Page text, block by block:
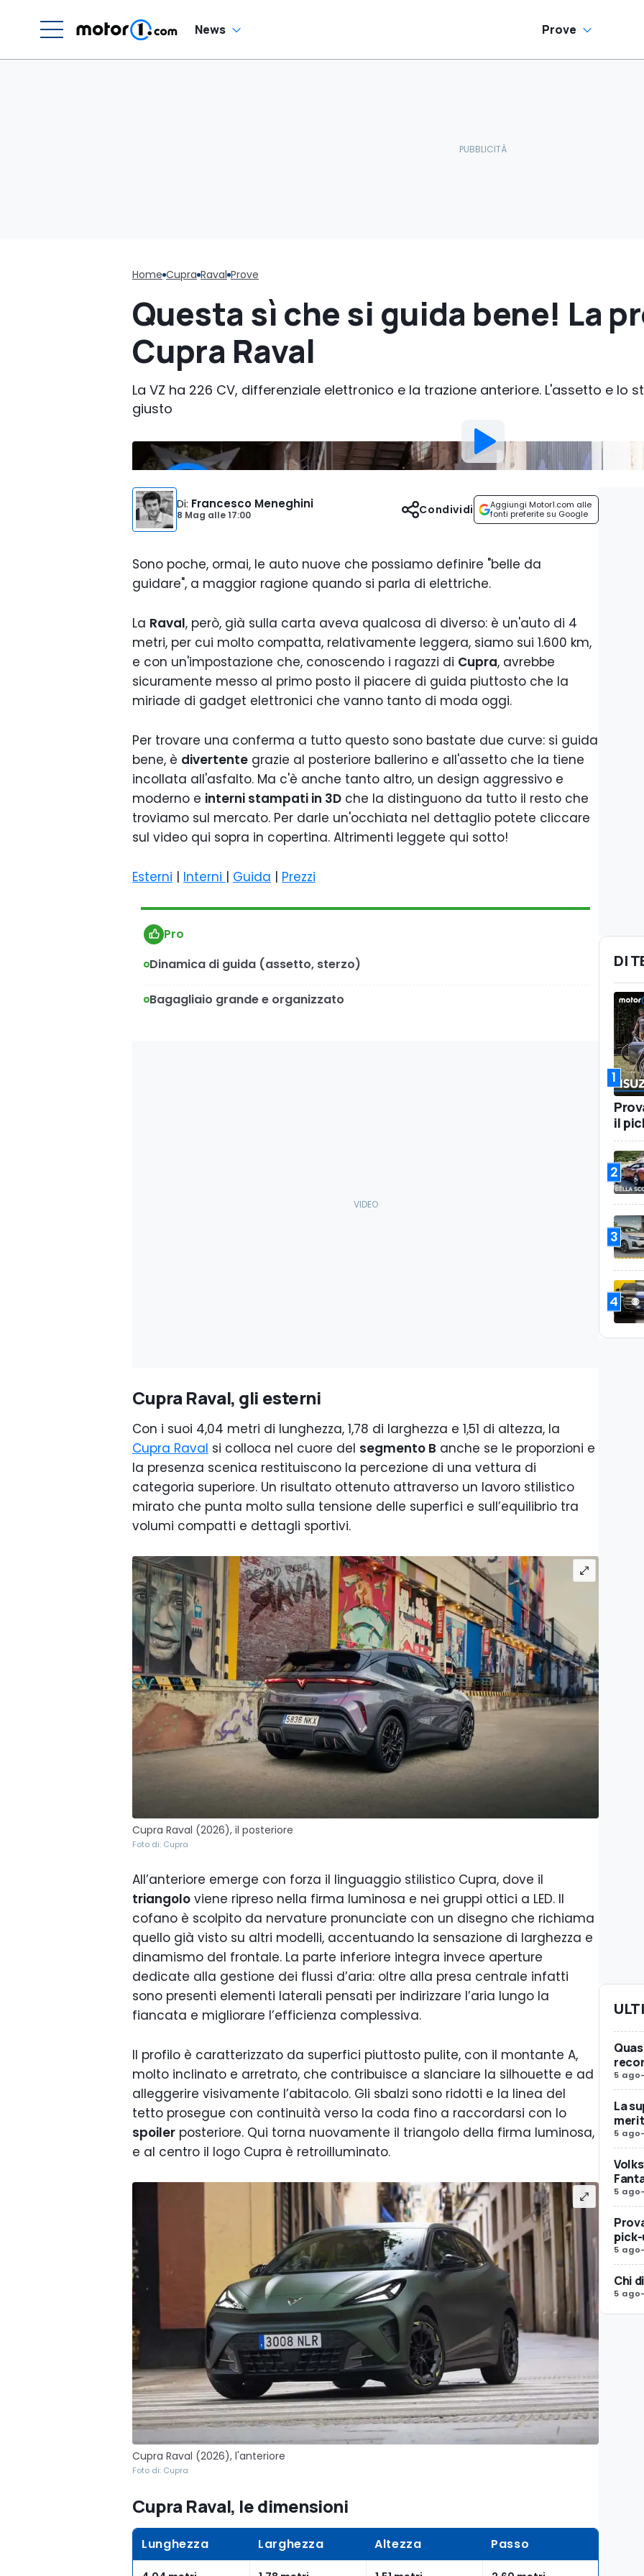
News Prove
Home Cupra Raval Prove
Questa sì che si guida bene! La
Cupra Raval
La VZ ha 226 CV, differenziale elettronico e la trazione anteriore. L'assetto e lo
giusto
Foto di: Motor1 Italy
Di: Francesco Meneghini
8 Mag alle17:00
Aggiungi Motor1.com alle
fonti preferite su Google
Condividi
Sono poche, ormai, le auto nuove che possiamo definire "belle da
guidare", a maggior ragione quando si parla di elettriche.
La Raval, però, già sulla carta aveva qualcosa di diverso: è un'auto di 4
metri, per cui molto compatta, relativamente leggera, siamo sui 1.600 km,
e con un'impostazione che, conoscendo i ragazzi di Cupra, avrebbe
sicuramente messo al primo posto il piacere di guida piuttosto che la
miriade di gadget elettronici che vanno tanto di moda oggi.
Per trovare una conferma a tutto questo sono bastate due curve: si guida
bene, è divertente grazie al posteriore ballerino e all'assetto che la tiene
incollata all'asfalto. Ma c'è anche tanto altro, un design aggressivo e
moderno e interni stampati in 3D che la distinguono da tutto il resto che
troviamo sul mercato. Per darle un'occhiata nel dettaglio potete cliccare
sul video qui sopra in copertina. Altrimenti leggete qui sotto!
Esterni | Interni | Guida | Prezzi
Pro
Dinamica di guida (assetto, sterzo)
Bagagliaio grande e organizzato
Cupra Raval, gli esterni
Con i suoi 4,04 metri di lunghezza, 1,78 di larghezza e 1,51 di altezza, la
Cupra Raval si colloca nel cuore del segmento B anche se le proporzioni e
la presenza scenica restituiscono la percezione di una vettura di
categoria superiore. Un risultato ottenuto attraverso un lavoro stilistico
mirato che punta molto sulla tensione delle superfici e sull’equilibrio tra
volumi compatti e dettagli sportivi.
Cupra Raval (2026), il posteriore
Foto di: Cupra
All’anteriore emerge con forza il linguaggio stilistico Cupra, dove il
triangolo viene ripreso nella firma luminosa e nei gruppi ottici a LED. Il
cofano è scolpito da nervature pronunciate con un disegno che richiama
quello già visto su altri modelli, accentuando la sensazione di larghezza e
dinamismo del frontale. La parte inferiore integra invece aperture
dedicate alla gestione dei flussi d’aria: oltre alla presa centrale infatti
sono presenti elementi laterali pensati per indirizzare l’aria lungo la
fiancata e migliorare l’efficienza complessiva.
Il profilo è caratterizzato da superfici piuttosto pulite, con il montante A,
molto inclinato e arretrato, che contribuisce a slanciare la silhouette e ad
alleggerire visivamente l’abitacolo. Gli sbalzi sono ridotti e la linea del
tetto prosegue con continuità verso la coda fino a raccordarsi con lo
spoiler posteriore. Qui torna nuovamente il triangolo della firma luminosa,
e al centro il logo Cupra è retroilluminato.
Cupra Raval (2026), l'anteriore
Foto di: Cupra
Cupra Raval, le dimensioni
Lunghezza Larghezza Altezza Passo
DI
1
il
2
3
4
5 ago-
La
5 ago-
5 ago-
5 ago-
Chi
5 ago-